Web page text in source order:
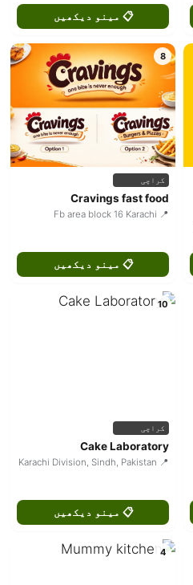
📋 مینو دیکھیں
8
کراچی
Cravings fast food
📍 Fb area block 16 Karachi
📋 مینو دیکھیں
10
کراچی
Cake Laboratory
📍 Karachi Division, Sindh, Pakistan
📋 مینو دیکھیں
4